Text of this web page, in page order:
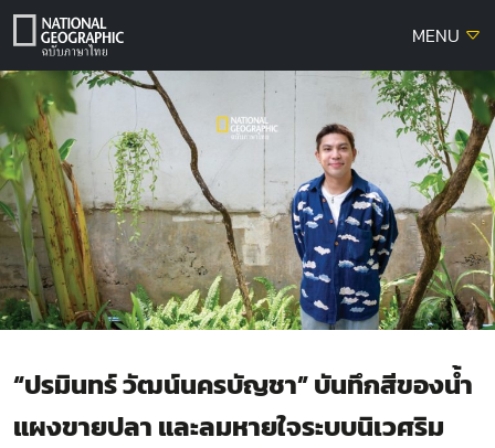
Skip
MENU
“ปรมินทร์ วัฒน์นครบัญชา” บันทึกสีของน้ำ
แผงขายปลา และลมหายใจระบบนิเวศริม